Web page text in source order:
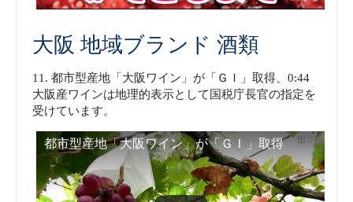
大阪 地域ブランド 酒類
11. 都市型産地「大阪ワイン」が「ＧＩ」取得、0:44
大阪産ワインは地理的表示として国税庁長官の指定を
受けています。
都市型産地「大阪ワイン」が「ＧＩ」取得